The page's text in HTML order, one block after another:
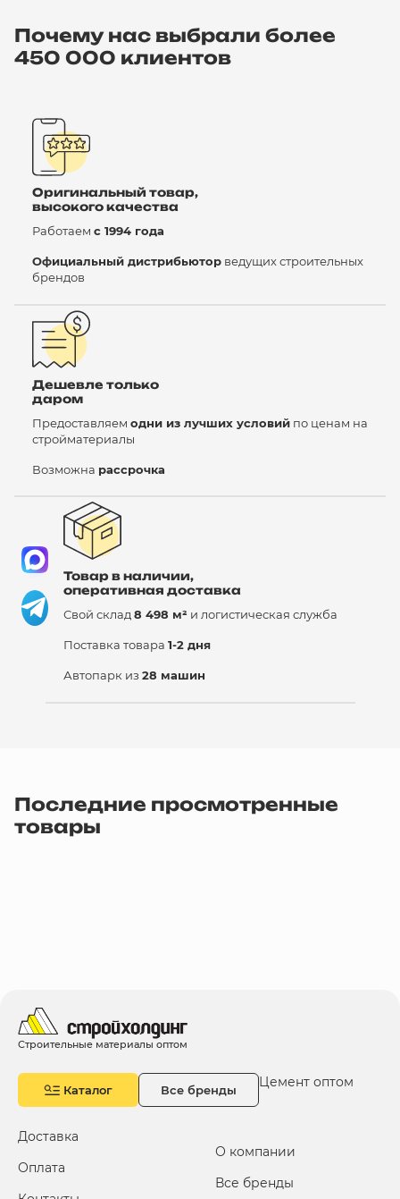
Почему нас выбрали более
450 000 клиентов
Оригинальный товар,
высокого качества
Работаем с 1994 года
Официальный дистрибьютор ведущих строительных
брендов
Дешевле только
даром
Предоставляем одни из лучших условий по ценам на
стройматериалы
Возможна рассрочка
Товар в наличии,
оперативная доставка
Свой склад 8 498 м² и логистическая служба
Поставка товара 1-2 дня
Автопарк из 28 машин
Последние просмотренные
товары
Строительные материалы оптом
Каталог Все бренды Цемент оптом
Доставка
Оплата
О компании
Все бренды